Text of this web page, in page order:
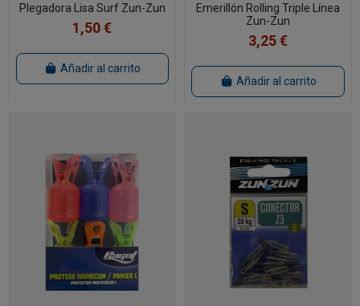
Plegadora Lisa Surf Zun-Zun
1,50 €
Añadir al carrito
Emerillón Rolling Triple Línea
Zun-Zun
3,25 €
Añadir al carrito